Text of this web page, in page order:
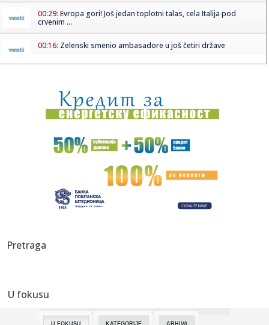
00:29: Evropa gori! Još jedan toplotni talas, cela Italija pod
crvenim ...
00:16: Zelenski smenio ambasadore u još četiri države
00:05:Roganović ne pomišlja na opuštanje: Uvek ima mesta za
napredak...
00:04:Vukotić ne zna ko je Baba: "Vidim da ga svi hvale"
Na današnji dan, 7. avgust
23:59:U predgrađu Damaska podignut autobus u vazduh, dve
posebno ga je ra...
23:48:
Pretraga
U fokusu
U FOKUSU KATEGORIJE ARHIVA